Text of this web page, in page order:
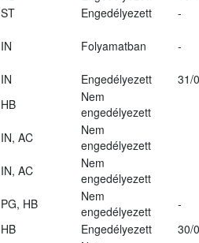
ST Engedélyezett
-
IN Folyamatban -
IN Engedélyezett
31/
HB
Nem
engedélyezett
IN, AC
Nem
engedélyezett
IN, AC
Nem
engedélyezett
PG, HB
Nem
engedélyezett
-
HB Engedélyezett
30/